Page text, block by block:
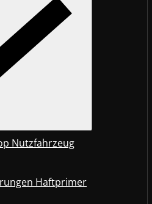
Nutzfahrzeug
Haftprimer